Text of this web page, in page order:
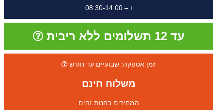
ו – 08:30-14:00
עד 12 תשלומים ללא ריבית
זמן אספקה: שבועיים עד חודש
משלוח חינם
המחירים בחנות זהים